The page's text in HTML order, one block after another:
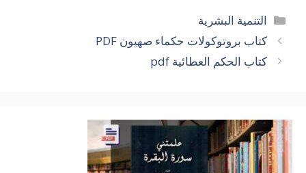
التصنيفات
التنمية البشرية
كتاب بروتوكولات حكماء صهيون PDF
كتاب الحكم العطائية pdf